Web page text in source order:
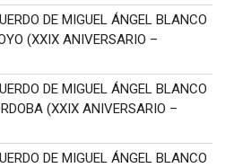
DE MIGUEL ÁNGEL BLANCO
(XXIX ANIVERSARIO –
DE MIGUEL ÁNGEL BLANCO
(XXIX ANIVERSARIO –
DE MIGUEL ÁNGEL BLANCO